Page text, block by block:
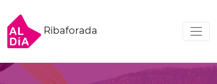
Ribaforada